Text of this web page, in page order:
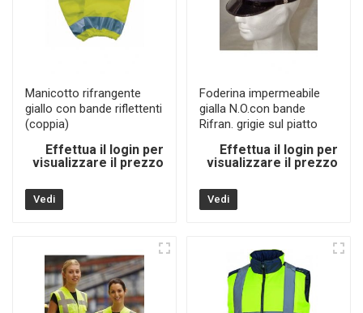
Manicotto rifrangente
giallo con bande riflettenti
(coppia)
Effettua il login per
visualizzare il prezzo
Vedi
Foderina impermeabile
gialla N.O.con bande
Rifran. grigie sul piatto
Effettua il login per
visualizzare il prezzo
Vedi